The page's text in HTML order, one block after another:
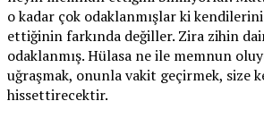
o kadar çok odaklanmışlar ki
ettiğinin farkında değiller. Zira zihin
odaklanmış. Hülasa ne ile memnun
uğraşmak, onunla vakit geçirmek, size
hissettirecektir.